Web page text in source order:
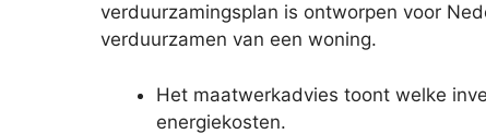
verduurzamingsplan is ontworpen voor
verduurzamen van een woning.
Het maatwerkadvies toont welke
energiekosten.